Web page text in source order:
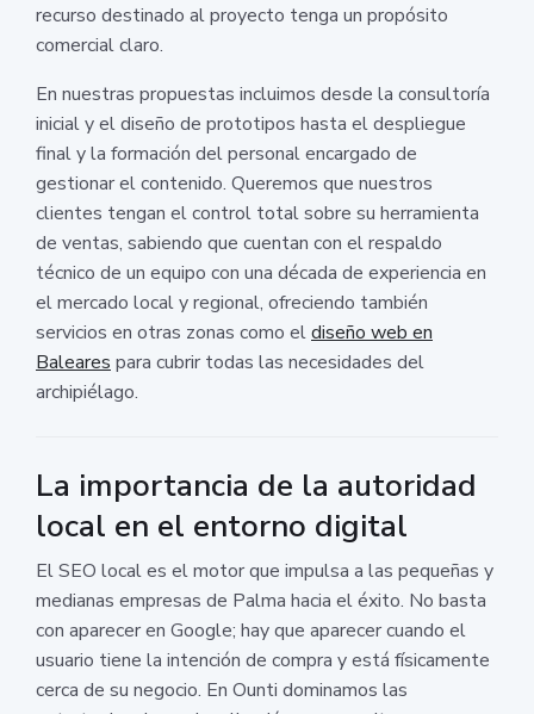
recurso destinado al proyecto tenga un propósito
comercial claro.
En nuestras propuestas incluimos desde la consultoría
inicial y el diseño de prototipos hasta el despliegue
final y la formación del personal encargado de
gestionar el contenido. Queremos que nuestros
clientes tengan el control total sobre su herramienta
de ventas, sabiendo que cuentan con el respaldo
técnico de un equipo con una década de experiencia en
el mercado local y regional, ofreciendo también
servicios en otras zonas como eldiseño web en
Baleares para cubrir todas las necesidades del
archipiélago.
La importancia de la autoridad
local en el entorno digital
El SEO local es el motor que impulsa a las pequeñas y
medianas empresas de Palma hacia el éxito. No basta
con aparecer en Google; hay que aparecer cuando el
usuario tiene la intención de compra y está físicamente
cerca de su negocio. En Ounti dominamos las